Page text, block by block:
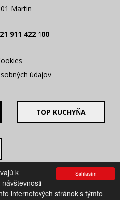
Súhlasím
k
internetových stránok s týmto
Martin
911 422 100
údajov
TOP KUCHYŇA
s.r.o. |
Created by CTS Europe
s.r.o.